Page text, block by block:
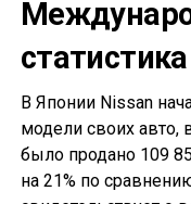
В Японии Nissan
модели своих авто,
было продано 109
на 21% по